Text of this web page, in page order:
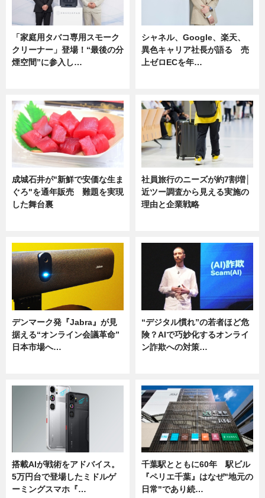
「家庭用タバコ専用スモーク
クリーナー」登場！“最後の分
煙空間”に参入し…
シャネル、Google、楽天、
異色キャリア社長が語る 売
上ゼロECを年…
成城石井が"新鮮で安価な生ま
ぐろ"を通年販売 難題を実現
した舞台裏
社員旅行のニーズが約7割増│
近ツー調査から見える実施の
理由と企業戦略
デンマーク発『Jabra』が見
据える“オンライン会議革命”
日本市場へ…
“デジタル慣れ”の若者ほど危
険？AIで巧妙化するオンライ
ン詐欺への対策…
搭載AIが戦術をアドバイス。
5万円台で登場したミドルゲ
ーミングスマホ『…
千葉駅とともに60年 駅ビル
『ペリエ千葉』はなぜ"地元の
日常"であり続…